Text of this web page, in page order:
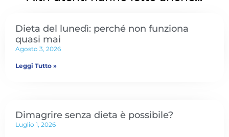
Dieta del lunedì: perché non funziona
quasi mai
Agosto 3, 2026
Leggi Tutto »
Dimagrire senza dieta è possibile?
Luglio 1, 2026